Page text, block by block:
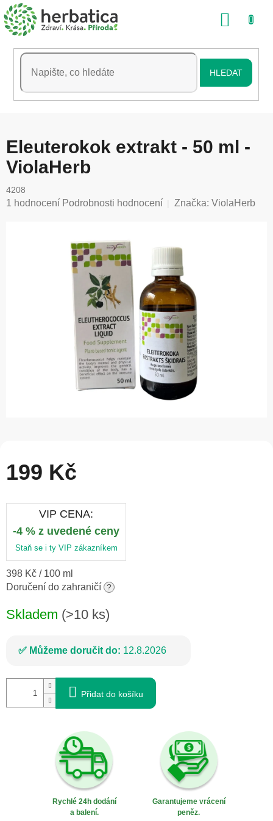
Přejít
na
obsah
HLEDAT
Eleuterokok extrakt - 50 ml -
ViolaHerb
4208
Průměrné
1 hodnocení Podrobnosti hodnocení Značka: ViolaHerb
199 Kč
VIP CENA:
-4 % z uvedené ceny
Staň se i ty VIP zákazníkem
Měrná
cena:
398 Kč / 100 ml
Doručení do zahraničí ?
Skladem (>10 ks)
Můžeme doručit do: 12.8.2026
Přidat do košíku
Rychlé 24h dodání
a balení.
Garantujeme vrácení
peněz.